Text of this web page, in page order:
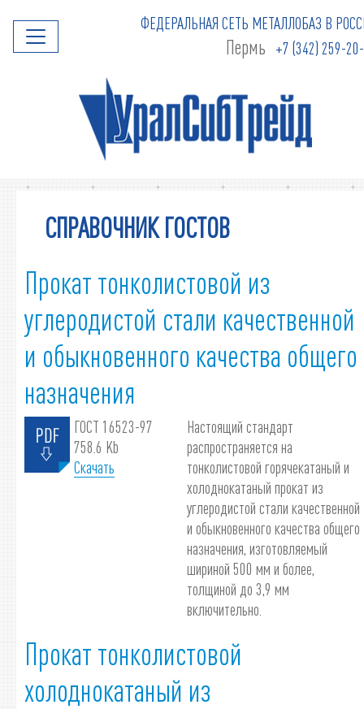
ФЕДЕРАЛЬНАЯ СЕТЬ МЕТАЛЛОБАЗ В
Пермь +7 (342) 259-
СПРАВОЧНИК ГОСТОВ
Прокат тонколистовой из
углеродистой стали качественной
и обыкновенного качества общего
назначения
ГОСТ 16523-97
758.6 Kb
Скачать
Настоящий стандарт
распространяется на
тонколистовой горячекатаный и
холоднокатаный прокат из
углеродистой стали качественной
и обыкновенного качества общего
назначения, изготовляемый
шириной 500 мм и более,
толщиной до 3,9 мм
включительно.
Прокат тонколистовой
холоднокатаный из